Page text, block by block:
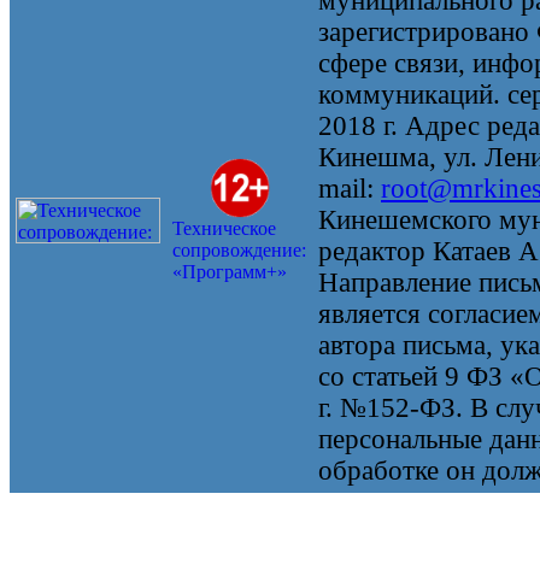
Техническое
сопровождение:
«Программ+»
сфере связи,
коммуникаций.
2018 г. Адрес
Кинешма, ул.
mail:
Кинешемского
редактор Катаев
Направление
является
автора письма,
со статьей 9 ФЗ
г. №152-ФЗ. В
персональные
обработке он